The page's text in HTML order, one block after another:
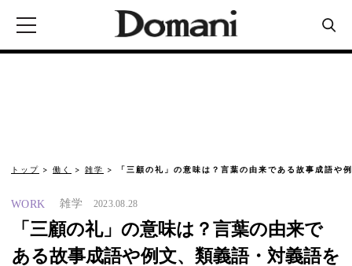
トップ 働く 雑学 「三顧の礼」の意味は？言葉の由来である故事成語や
WORK 雑学 2023.08.28
「三顧の礼」の意味は？言葉の由来で
ある故事成語や例文、類義語・対義語を